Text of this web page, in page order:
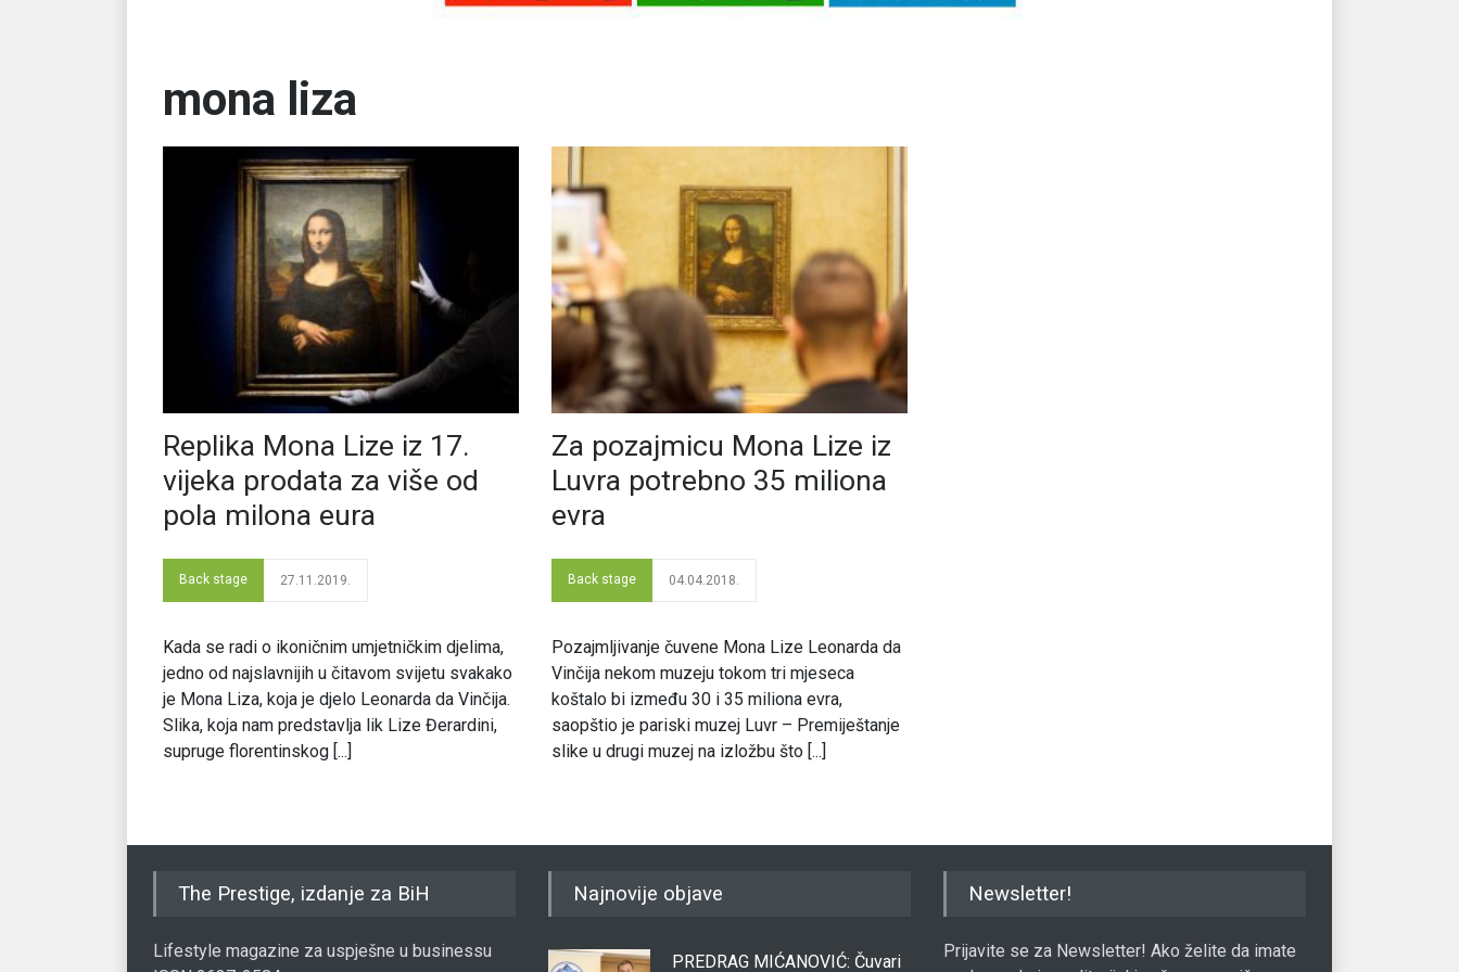
mona liza
Replika Mona Lize iz 17.
vijeka prodata za više od
pola milona eura
Back stage 27.11.2019.
Kada se radi o ikoničnim umjetničkim djelima,
jedno od najslavnijih u čitavom svijetu svakako
je Mona Liza, koja je djelo Leonarda da Vinčija.
Slika, koja nam predstavlja lik Lize Đerardini,
supruge florentinskog [...]
Za pozajmicu Mona Lize iz
Luvra potrebno 35 miliona
evra
Back stage 04.04.2018.
Pozajmljivanje čuvene Mona Lize Leonarda da
Vinčija nekom muzeju tokom tri mjeseca
koštalo bi između 30 i 35 miliona evra,
saopštio je pariski muzej Luvr – Premiještanje
slike u drugi muzej na izložbu što [...]
The Prestige, izdanje za BiH
Lifestyle magazine za uspješne u businessu
Najnovije objave
PREDRAG MIĆANOVIĆ: Čuvari
Newsletter!
Prijavite se za Newsletter! Ako želite da imate